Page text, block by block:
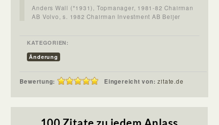
Anders Wall (*1931), Topmanager, 1981-82 Chairman
AB Volvo, s. 1982 Chairman Investment AB Beijer
KATEGORIEN:
Änderung
Bewertung: Eingereicht von:zitate.de